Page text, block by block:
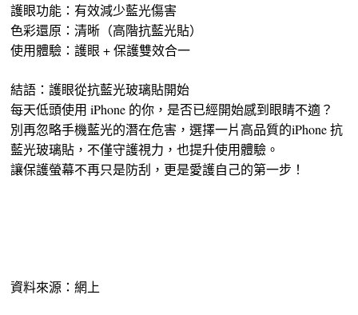
護眼功能：有效減少藍光傷害
色彩還原：清晰（高階抗藍光貼）
使用體驗：護眼 + 保護雙效合一
結語：護眼從抗藍光玻璃貼開始
每天低頭使用 iPhone 的你，是否已經開始感到眼睛不適？
別再忽略手機藍光的潛在危害，選擇一片高品質的iPhone 抗
藍光玻璃貼，不僅守護視力，也提升使用體驗。
讓保護螢幕不再只是防刮，更是愛護自己的第一步！
資料來源：網上